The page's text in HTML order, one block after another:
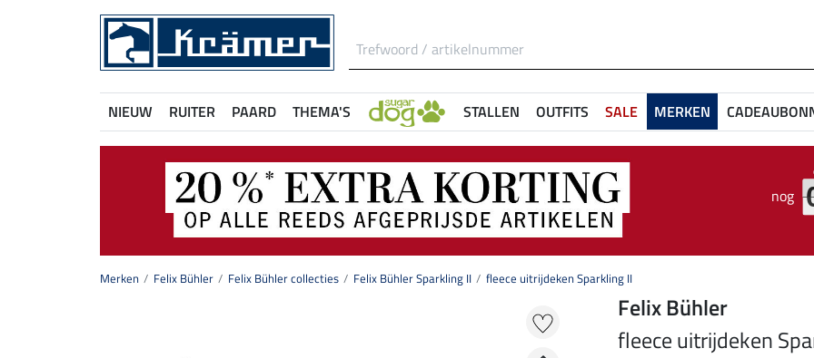
NIEUW RUITER PAARD THEMA'S STALLEN OUTFITS SALE MERKEN
nog
Merken Felix Bühler Felix Bühler collecties Felix Bühler Sparkling II fleece uitrijdeken Sparkling II
Felix Bühler
fleece uitrijdeken